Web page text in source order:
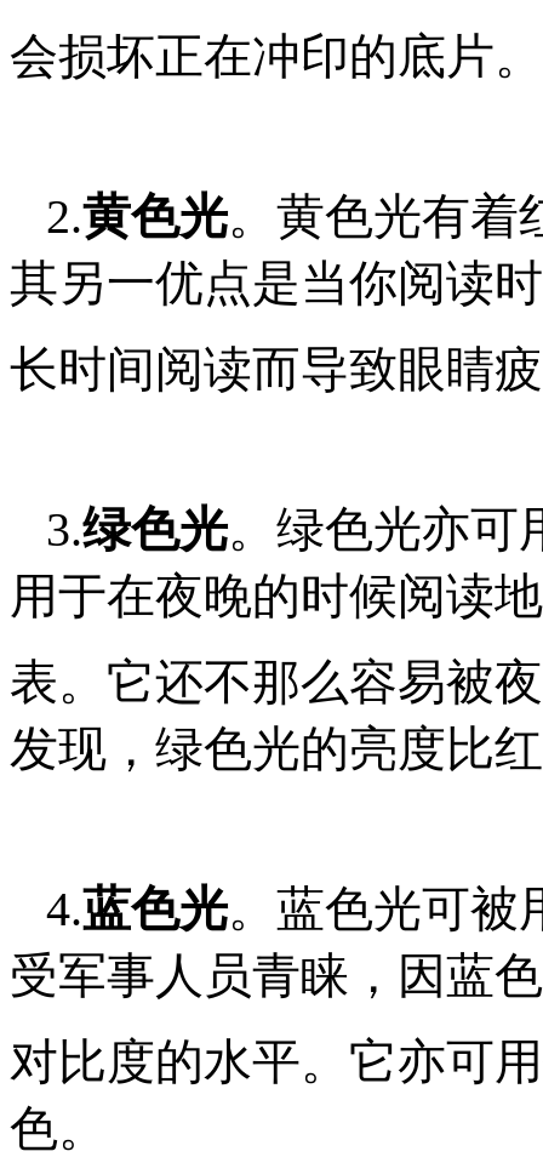
会损坏正在冲印的底片。
2.黄色光。黄色光有着
其另一优点是当你阅读
长时间阅读而导致眼睛
3.绿色光。绿色光亦可
用于在夜晚的时候阅读
表。它还不那么容易被
发现，绿色光的亮度比
4.蓝色光。蓝色光可被
受军事人员青睐，因蓝
对比度的水平。它亦可
色。